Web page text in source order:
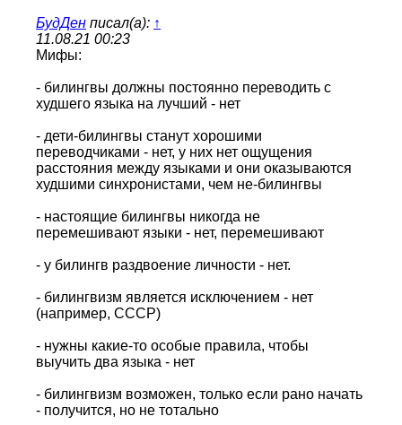
БудДен писал(а): ↑
11.08.21 00:23
Мифы:
- билингвы должны постоянно переводить с
худшего языка на лучший - нет
- дети-билингвы станут хорошими
переводчиками - нет, у них нет ощущения
расстояния между языками и они оказываются
худшими синхронистами, чем не-билингвы
- настоящие билингвы никогда не
перемешивают языки - нет, перемешивают
- у билингв раздвоение личности - нет.
- билингвизм является исключением - нет
(например, СССР)
- нужны какие-то особые правила, чтобы
выучить два языка - нет
- билингвизм возможен, только если рано начать
- получится, но не тотально